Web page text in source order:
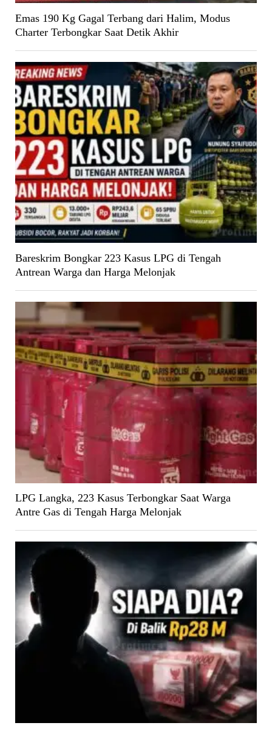
Emas 190 Kg Gagal Terbang dari Halim, Modus
Charter Terbongkar Saat Detik Akhir
Bareskrim Bongkar 223 Kasus LPG di Tengah
Antrean Warga dan Harga Melonjak
LPG Langka, 223 Kasus Terbongkar Saat Warga
Antre Gas di Tengah Harga Melonjak